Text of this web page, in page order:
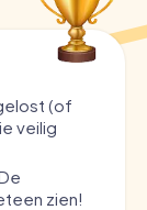
(of
veilig
zien!